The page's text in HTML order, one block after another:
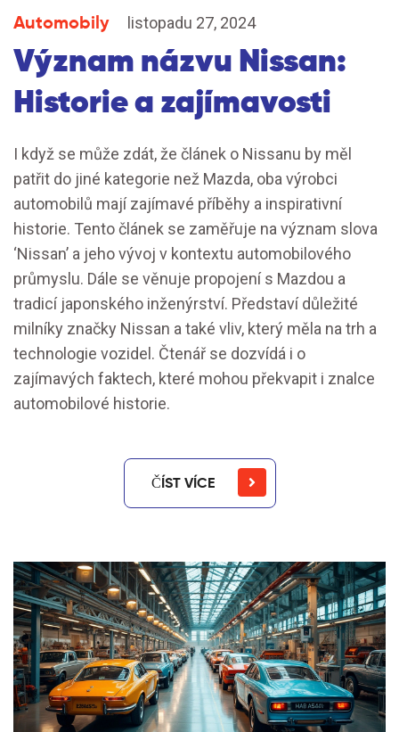
Automobily listopadu 27, 2024
Význam názvu Nissan:
Historie a zajímavosti
I když se může zdát, že článek o Nissanu by měl
patřit do jiné kategorie než Mazda, oba výrobci
automobilů mají zajímavé příběhy a inspirativní
historie. Tento článek se zaměřuje na význam slova
‘Nissan’ a jeho vývoj v kontextu automobilového
průmyslu. Dále se věnuje propojení s Mazdou a
tradicí japonského inženýrství. Představí důležité
milníky značky Nissan a také vliv, který měla na trh a
technologie vozidel. Čtenář se dozvídá i o
zajímavých faktech, které mohou překvapit i znalce
automobilové historie.
ČÍST VÍCE